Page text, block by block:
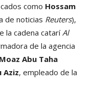
como Hossam
de noticias Reuters),
la cadena catarí Al
de la agencia
Moaz Abu Taha
Aziz, empleado de la